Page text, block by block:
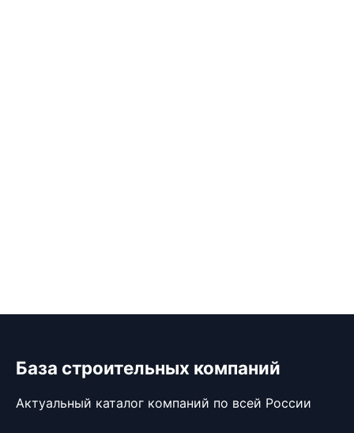
База строительных компаний
Актуальный каталог компаний по всей России